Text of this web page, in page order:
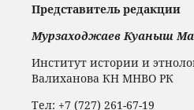
Представитель редакции
Мурзаходжаев Куаныш
Институт истории и
Валиханова КН МНВО РК
Тел: +7 (727) 261-67-19